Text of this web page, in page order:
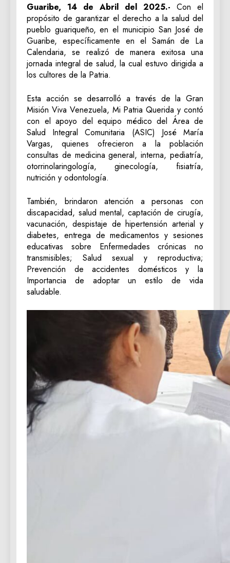
Guaribe, 14 de Abril del 2025.- Con el
propósito de garantizar el derecho a la salud del
pueblo guariqueño, en el municipio San José de
Guaribe, específicamente en el Samán de La
Calendaria, se realizó de manera exitosa una
jornada integral de salud, la cual estuvo dirigida a
los cultores de la Patria.
Esta acción se desarrolló a través de la Gran
Misión Viva Venezuela, Mi Patria Querida y contó
con el apoyo del equipo médico del Área de
Salud Integral Comunitaria (ASIC) José María
Vargas, quienes ofrecieron a la población
consultas de medicina general, interna, pediatría,
otorrinolaringología, ginecología, fisiatría,
nutrición y odontología.
También, brindaron atención a personas con
discapacidad, salud mental, captación de cirugía,
vacunación, despistaje de hipertensión arterial y
diabetes, entrega de medicamentos y sesiones
educativas sobre Enfermedades crónicas no
transmisibles; Salud sexual y reproductiva;
Prevención de accidentes domésticos y la
Importancia de adoptar un estilo de vida
saludable.